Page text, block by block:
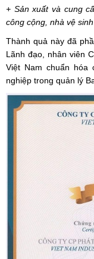
+ Sản xuất và cung
công cộng, nhà vệ
Thành quả này đã
Lãnh đạo, nhân viên
Việt Nam chuẩn hóa
nghiệp trong quản lý